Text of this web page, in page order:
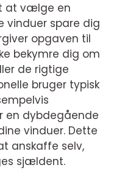
at vælge en
vinduer spare dig
opgaven til
bekymre dig om
de rigtige
bruger typisk
en dybdegående
vinduer. Dette
anskaffe selv,
sjældent.